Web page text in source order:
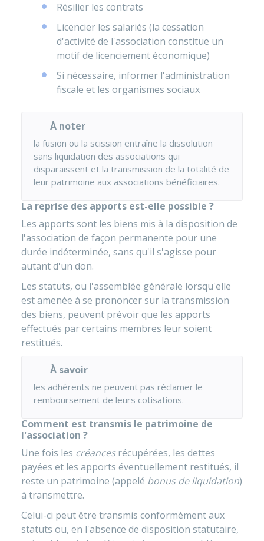
Résilier les contrats
Licencier les salariés (la cessation
d'activité de l'association constitue un
motif de licenciement économique)
Si nécessaire, informer l'administration
fiscale et les organismes sociaux
À noter
la fusion ou la scission entraîne la dissolution
sans liquidation des associations qui
disparaissent et la transmission de la totalité de
leur patrimoine aux associations bénéficiaires.
La reprise des apports est-elle possible ?
Les apports sont les biens mis à la disposition de
l'association de façon permanente pour une
durée indéterminée, sans qu'il s'agisse pour
autant d'un don.
Les statuts, ou l'assemblée générale lorsqu'elle
est amenée à se prononcer sur la transmission
des biens, peuvent prévoir que les apports
effectués par certains membres leur soient
restitués.
À savoir
les adhérents ne peuvent pas réclamer le
remboursement de leurs cotisations.
Comment est transmis le patrimoine de
l'association ?
Une fois les créancesrécupérées, les dettes
payées et les apports éventuellement restitués, il
reste un patrimoine (appelé bonus de liquidation)
à transmettre.
Celui-ci peut être transmis conformément aux
statuts ou, en l'absence de disposition statutaire,